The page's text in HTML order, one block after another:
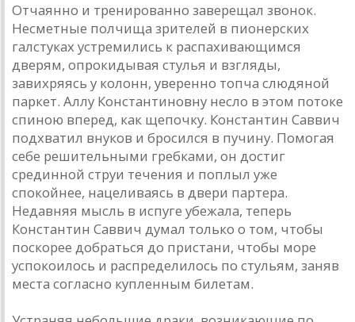
Отчаянно и тренированно заверещал звонок.
Несметные полчища зрителей в пионерских
галстуках устремились к распахивающимся
дверям, опрокидывая стулья и взгляды,
завихряясь у колонн, уверенно топча слюдяной
паркет. Аллу Константиновну несло в этом потоке
спиною вперед, как щепочку. Константин Саввич
подхватил внуков и бросился в пучину. Помогая
себе решительными гребками, он достиг
срединной струи течения и поплыл уже
спокойнее, нацеливаясь в двери партера.
Недавняя мысль в испуге убежала, теперь
Константин Саввич думал только о том, чтобы
поскорее добраться до пристани, чтобы море
успокоилось и распределилось по стульям, заняв
места согласно купленным билетам.